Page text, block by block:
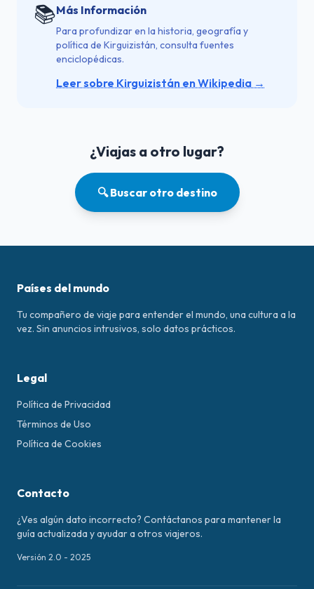
📚Más Información
Para profundizar en la historia, geografía y
política de Kirguizistán, consulta fuentes
enciclopédicas.
Leer sobre Kirguizistán en Wikipedia →
¿Viajas a otro lugar?
🔍 Buscar otro destino
Países del mundo
Tu compañero de viaje para entender el mundo, una cultura a la
vez. Sin anuncios intrusivos, solo datos prácticos.
Legal
Política de Privacidad
Términos de Uso
Política de Cookies
Contacto
¿Ves algún dato incorrecto? Contáctanos para mantener la
guía actualizada y ayudar a otros viajeros.
Versión 2.0 - 2025